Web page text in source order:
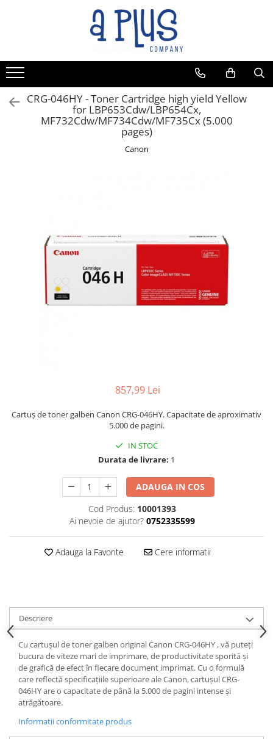
Benzi pentru etichete
Cartuse de cerneala
Cartuse toner
Colectoare toner rezidual
CRG-046HY - Toner Cartridge high yield Yellow
for LBP653Cdw/LBP654Cx,
MF732Cdw/MF734Cdw/MF735Cx (5.000
pages)
Canon
857,99 Lei
Cartuș de toner galben Canon CRG-046HY. Capacitate de aproximativ
5.000 de pagini.
IN STOC
Durata de livrare: 1
ADAUGA IN COS
Cod Produs: 10001393
Ai nevoie de ajutor? 0752335599
Adauga la Favorite Cere informatii
Descriere
Cu cartușul de toner galben original Canon CRG-046HY , vă puteți
bucura de viteze mari de imprimare, de productivitate sporită și
de grafică de efect în fiecare document imprimat. Cu o formulă
care reflectă specificațiile superioare ale Canon, cartușul CRG-
046HY are o capacitate de până la 5.000 de pagini intense și
atrăgătoare.
Informatii conformitate produs